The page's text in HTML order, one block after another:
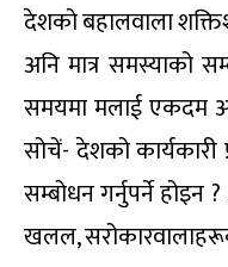
देशको बहालवाला
अनि मात्र समस्याको
समयमा मलाई एकदम
सोचें- देशको
सम्बोधन गर्नुपर्ने होइन
खलल,